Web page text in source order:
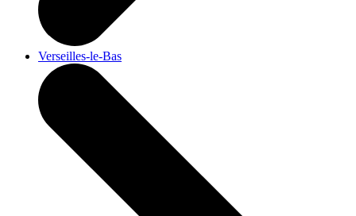
Verseilles-le-Bas